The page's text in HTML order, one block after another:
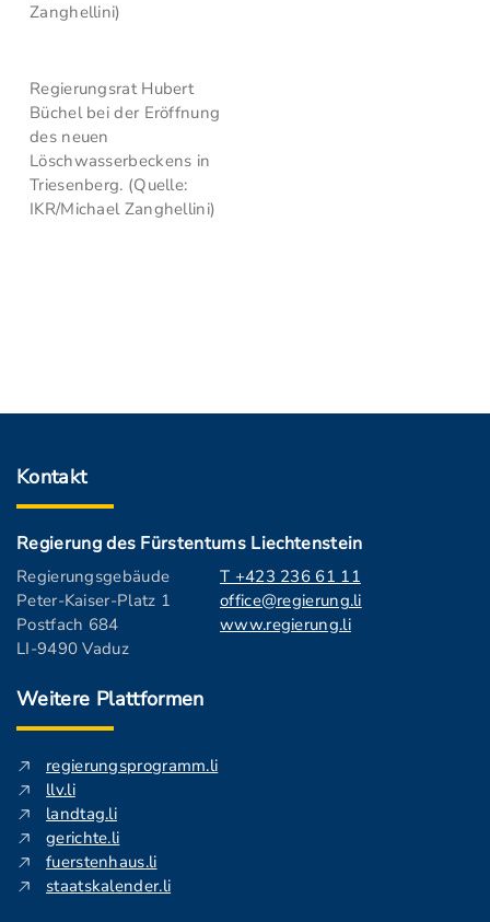
Zanghellini)
Regierungsrat Hubert
Büchel bei der Eröffnung
des neuen
Löschwasserbeckens in
Triesenberg. (Quelle:
IKR/Michael Zanghellini)
Kontakt
Regierung des Fürstentums Liechtenstein
Regierungsgebäude
Peter-Kaiser-Platz 1
Postfach 684
LI-9490 Vaduz
T +423 236 61 11
office@regierung.li
www.regierung.li
Weitere Plattformen
regierungsprogramm.li
llv.li
landtag.li
gerichte.li
fuerstenhaus.li
staatskalender.li